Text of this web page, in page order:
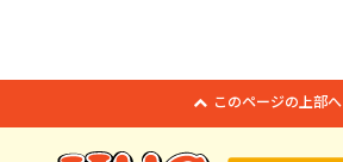
このページの上部へ